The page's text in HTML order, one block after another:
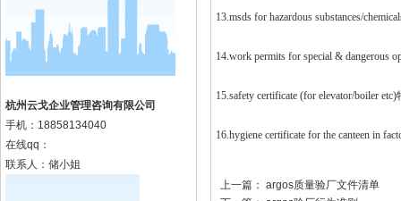
杭州云戈企业管理咨询有限公司
手机： 18858134040
在线qq：
联系人：储小姐
13.msds for hazardous substances/
14.work permits for special & dangerous
15.safety certificate (for elevator/boiler
16.hygiene certificate for the canteen in
上一篇： argos质量验厂文件清单